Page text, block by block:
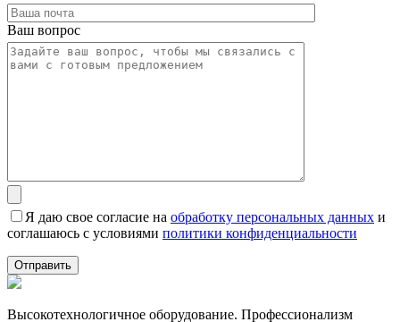
Ваш вопрос
Я даю свое согласие на обработку персональных данных и
соглашаюсь с условиями политики конфиденциальности
Высокотехнологичное оборудование. Профессионализм